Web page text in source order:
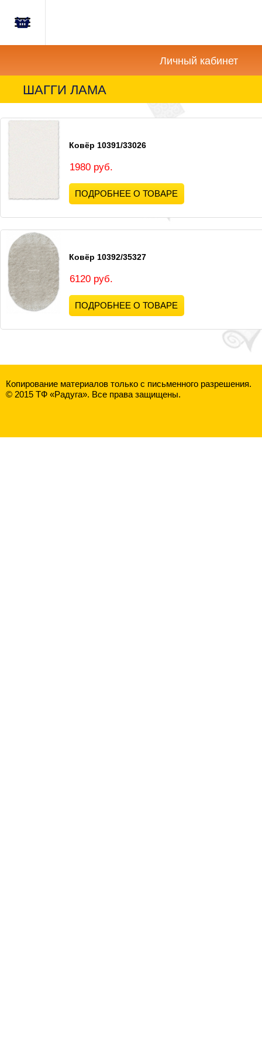
Главная
Новости
Акции
Как
Контакты
Корзина
Личный кабинет
ШАГГИ ЛАМА
Ковёр 10391/33026
1980 руб.
ПОДРОБНЕЕ О ТОВАРЕ
Ковёр 10392/35327
6120 руб.
ПОДРОБНЕЕ О ТОВАРЕ
Копирование материалов только с письменного разрешения.
© 2015 ТФ «Радуга». Все права защищены.